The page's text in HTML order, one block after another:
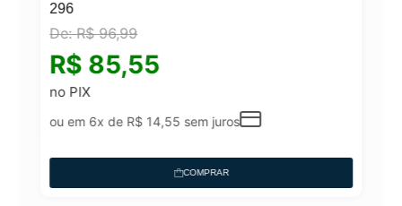
296
De:R$96,99
R$ 85,55
no PIX
ou em 6x de R$ 14,55 sem juros
COMPRAR